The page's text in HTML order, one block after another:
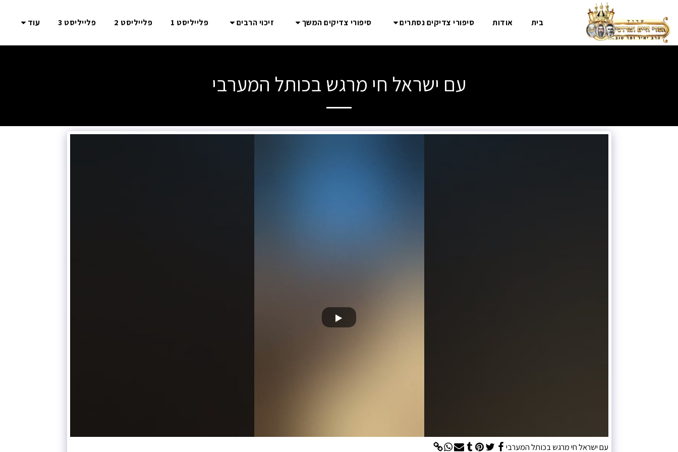
בית אודות סיפורי צדיקים נסתרים סיפורי צדיקים המשך זיכוי הרבים פלייליסט 1 פלייליסט 2 פלייליסט 3 עוד
עם ישראל חי מרגש בכותל המערבי
עם ישראל חי מרגש בכותל המערבי